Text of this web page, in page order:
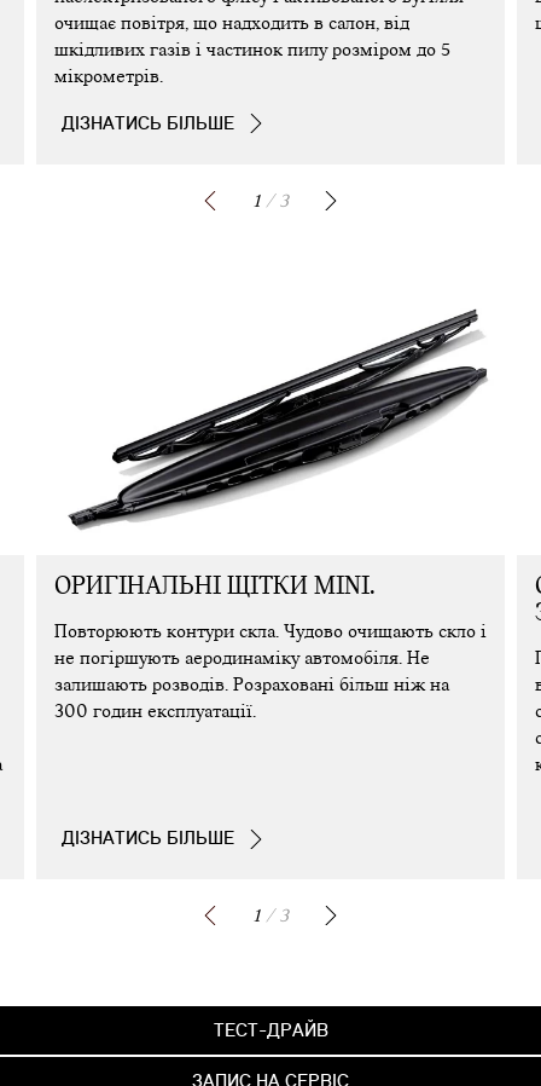
очищає повітря, що надходить в салон, від
шкідливих газів і частинок пилу розміром до 5
мікрометрів.
ДІЗНАТИСЬ БІЛЬШЕ
1 / 3
ОРИГІНАЛЬНІ ЩІТКИ MINI.
Повторюють контури скла. Чудово очищають скло і
не погіршують аеродинаміку автомобіля. Не
залишають розводів. Розраховані більш ніж на
300 годин експлуатації.
ДІЗНАТИСЬ БІЛЬШЕ
1 / 3
ТЕСТ-ДРАЙВ
ЗАПИС НА СЕРВІС